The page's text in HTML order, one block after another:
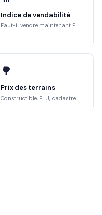
Indice de vendabilité
Faut-il vendre maintenant ?
🌳
Prix des terrains
Constructible, PLU, cadastre